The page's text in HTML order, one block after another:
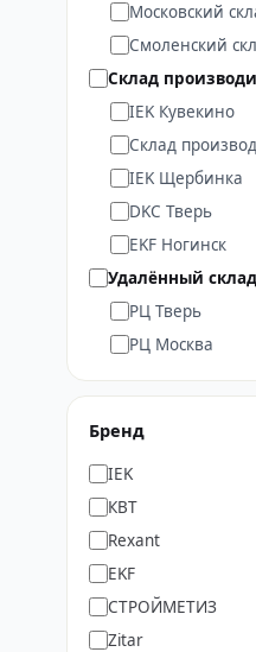
Московский
Смоленский
Склад
IEK Кувекино
Склад
IEK Щербинка
DKC Тверь
EKF Ногинск
Удалённый склад
РЦ Тверь
РЦ Москва
Бренд
IEK
КВТ
Rexant
EKF
СТРОЙМЕТИЗ
Zitar